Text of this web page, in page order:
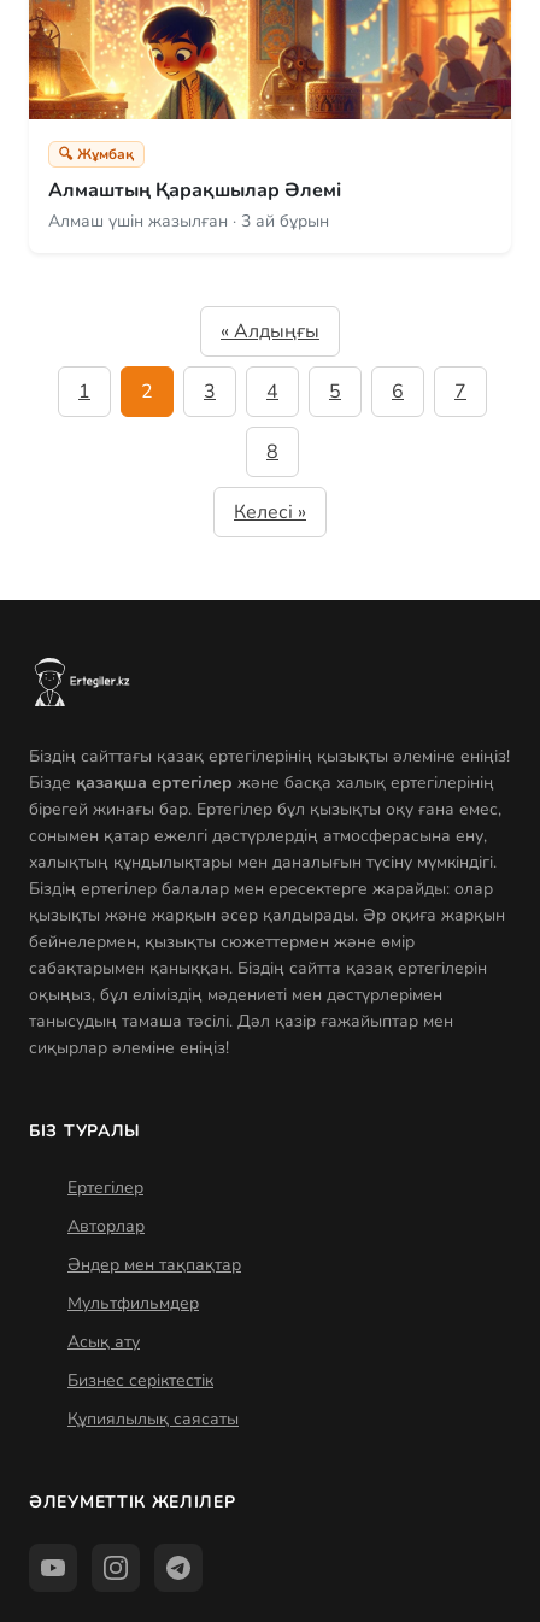
🔍 Жұмбақ
Алмаштың Қарақшылар Әлемі
Алмаш үшін жазылған · 3 ай бұрын
« Алдыңғы
1 2 3 4 5 6 7
8
Келесі »
Біздің сайттағы қазақ ертегілерінің қызықты әлеміне еніңіз!
Бізде қазақша ертегілер және басқа халық ертегілерінің
бірегей жинағы бар. Ертегілер бұл қызықты оқу ғана емес,
сонымен қатар ежелгі дәстүрлердің атмосферасына ену,
халықтың құндылықтары мен даналығын түсіну мүмкіндігі.
Біздің ертегілер балалар мен ересектерге жарайды: олар
қызықты және жарқын әсер қалдырады. Әр оқиға жарқын
бейнелермен, қызықты сюжеттермен және өмір
сабақтарымен қаныққан. Біздің сайтта қазақ ертегілерін
оқыңыз, бұл еліміздің мәдениеті мен дәстүрлерімен
танысудың тамаша тәсілі. Дәл қазір ғажайыптар мен
сиқырлар әлеміне еніңіз!
БІЗ ТУРАЛЫ
Ертегілер
Авторлар
Әндер мен тақпақтар
Мультфильмдер
Асық ату
Бизнес серіктестік
Құпиялылық саясаты
ӘЛЕУМЕТТІК ЖЕЛІЛЕР